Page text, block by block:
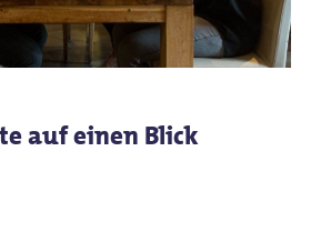
auf einen Blick